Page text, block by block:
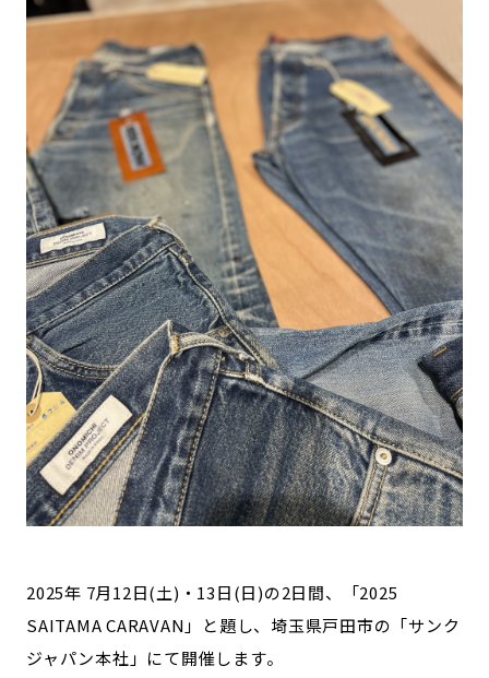
2025年 7月12日(土)・13日(日)の2日間、「2025
SAITAMA CARAVAN」と題し、埼玉県戸田市の「サンク
ジャパン本社」にて開催します。